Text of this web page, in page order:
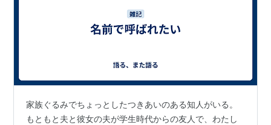
家族ぐるみでちょっとしたつきあいのある知人がいる。
もともと夫と彼女の夫が学生時代からの友人で、わたし